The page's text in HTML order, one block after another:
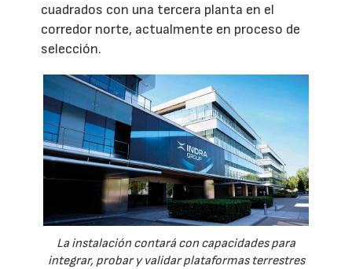
cuadrados con una tercera planta en el
corredor norte, actualmente en proceso de
selección.
La instalación contará con capacidades para
integrar, probar y validar plataformas terrestres